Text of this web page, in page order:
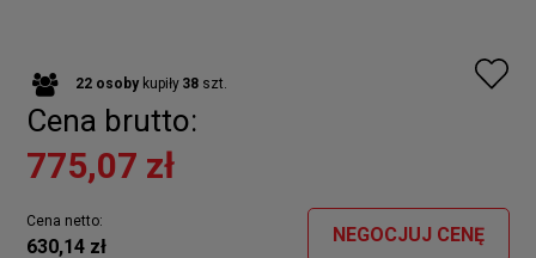
22 osoby kupiły 38 szt.
Cena brutto:
775,07 zł
Cena netto:
630,14 zł
NEGOCJUJ CENĘ